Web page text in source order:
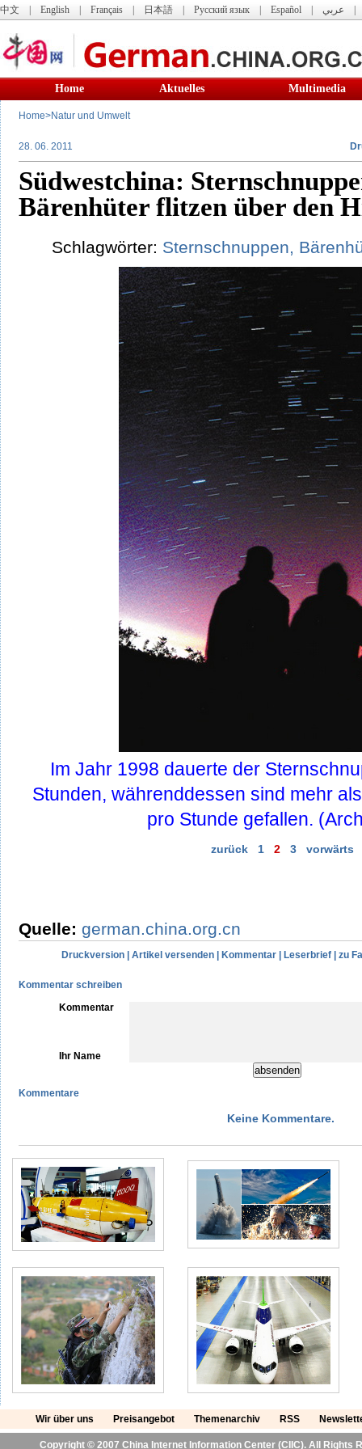
中文 English Français 日本語 Русский язык Español عربي
Home Aktuelles Multimedia
Home>Natur und Umwelt
28. 06. 2011
Südwestchina:
Bärenhüter flitzen über den
Schlagwörter: Sternschnuppen,
Im Jahr 1998 dauerte der
Stunden, währenddessen sind mehr
pro Stunde gefallen.
zurück 1 2 3 vorwärts
Quelle: german.china.org.cn
Druckversion Artikel versenden Kommentar Leserbrief zu
Kommentar schreiben
Kommentar
Ihr Name
Kommentare
Keine Kommentare.